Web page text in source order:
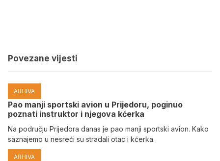
Povezane vijesti
ARHIVA
Pao manji sportski avion u Prijedoru, poginuo
poznati instruktor i njegova kćerka
Na području Prijedora danas je pao manji sportski avion. Kako
saznajemo u nesreći su stradali otac i kćerka.
ARHIVA